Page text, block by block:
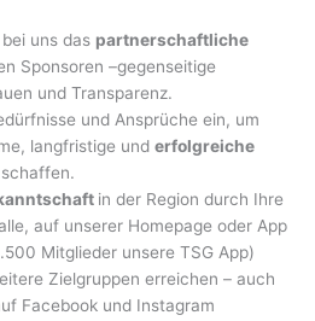
uns das partnerschaftliche
Sponsoren –gegenseitige
und Transparenz.
und Ansprüche ein, um
langfristige underfolgreiche
in der Region durch Ihre
auf unserer Homepage oder App
Mitglieder unsere TSG App)
Zielgruppen erreichen – auch
Facebook und Instagram